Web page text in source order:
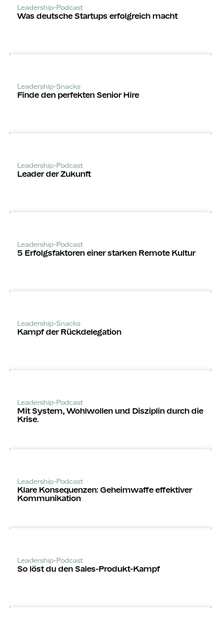
Leadership-Podcast
Was deutsche Startups erfolgreich macht
Leadership-Snacks
Finde den perfekten Senior Hire
Leadership-Podcast
Leader der Zukunft
Leadership-Podcast
5 Erfolgsfaktoren einer starken Remote Kultur
Leadership-Snacks
Kampf der Rückdelegation
Leadership-Podcast
Mit System, Wohlwollen und Disziplin durch die
Krise.
Leadership-Podcast
Klare Konsequenzen: Geheimwaffe effektiver
Kommunikation
Leadership-Podcast
So löst du den Sales-Produkt-Kampf